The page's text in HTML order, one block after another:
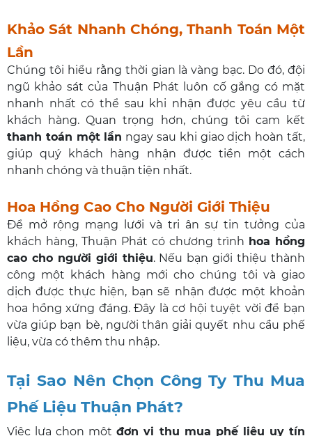
Khảo Sát Nhanh Chóng, Thanh Toán Một
Lần
Chúng tôi hiểu rằng thời gian là vàng bạc. Do đó, đội
ngũ khảo sát của Thuận Phát luôn cố gắng có mặt
nhanh nhất có thể sau khi nhận được yêu cầu từ
khách hàng. Quan trọng hơn, chúng tôi cam kết
thanh toán một lần ngay sau khi giao dịch hoàn tất,
giúp quý khách hàng nhận được tiền một cách
nhanh chóng và thuận tiện nhất.
Hoa Hồng Cao Cho Người Giới Thiệu
Để mở rộng mạng lưới và tri ân sự tin tưởng của
khách hàng, Thuận Phát có chương trình hoa hồng
cao cho người giới thiệu. Nếu bạn giới thiệu thành
công một khách hàng mới cho chúng tôi và giao
dịch được thực hiện, bạn sẽ nhận được một khoản
hoa hồng xứng đáng. Đây là cơ hội tuyệt vời để bạn
vừa giúp bạn bè, người thân giải quyết nhu cầu phế
liệu, vừa có thêm thu nhập.
Tại Sao Nên Chọn Công Ty Thu Mua
Phế Liệu Thuận Phát?
Việc lựa chọn mộtđơn vị thu mua phế liệu uy tín